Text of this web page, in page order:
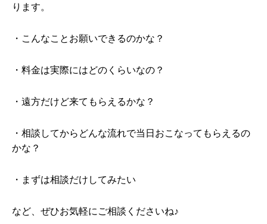
ります。
・こんなことお願いできるのかな？
・料金は実際にはどのくらいなの？
・遠方だけど来てもらえるかな？
・相談してからどんな流れで当日おこなってもらえるの
かな？
・まずは相談だけしてみたい
など、ぜひお気軽にご相談くださいね♪